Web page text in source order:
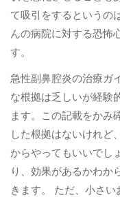
て吸引をするというの
んの病院に対する恐怖
す。
急性副鼻腔炎の治療ガ
な根拠は乏しいが経験
ます。この記載をかみ
した根拠はないけれど
からやってもいいでし
り、効果があるかわか
きます。 ただ、小さ